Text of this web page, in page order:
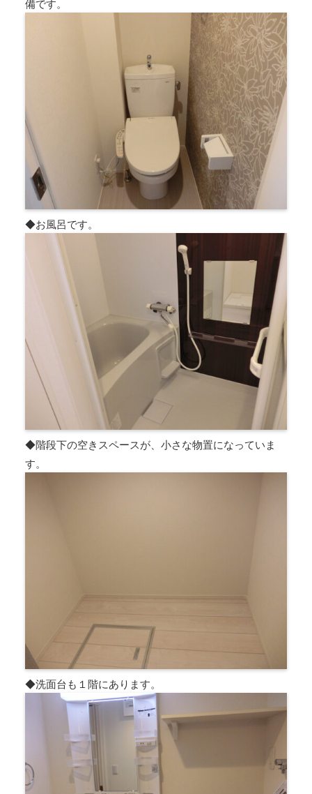
◆お風呂です。
◆階段下の空きスペースが、小さな物置になっていま
す。
◆洗面台も１階にあります。